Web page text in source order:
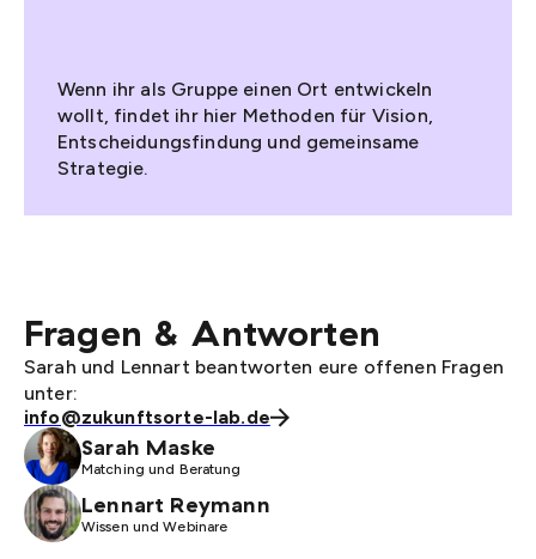
Wenn ihr als Gruppe einen Ort entwickeln
wollt, findet ihr hier Methoden für Vision,
Entscheidungsfindung und gemeinsame
Strategie.
Fragen & Antworten
Sarah und Lennart beantworten eure offenen Fragen
unter:
info@zukunftsorte-lab.de
Sarah Maske
Matching und Beratung
Lennart Reymann
Wissen und Webinare